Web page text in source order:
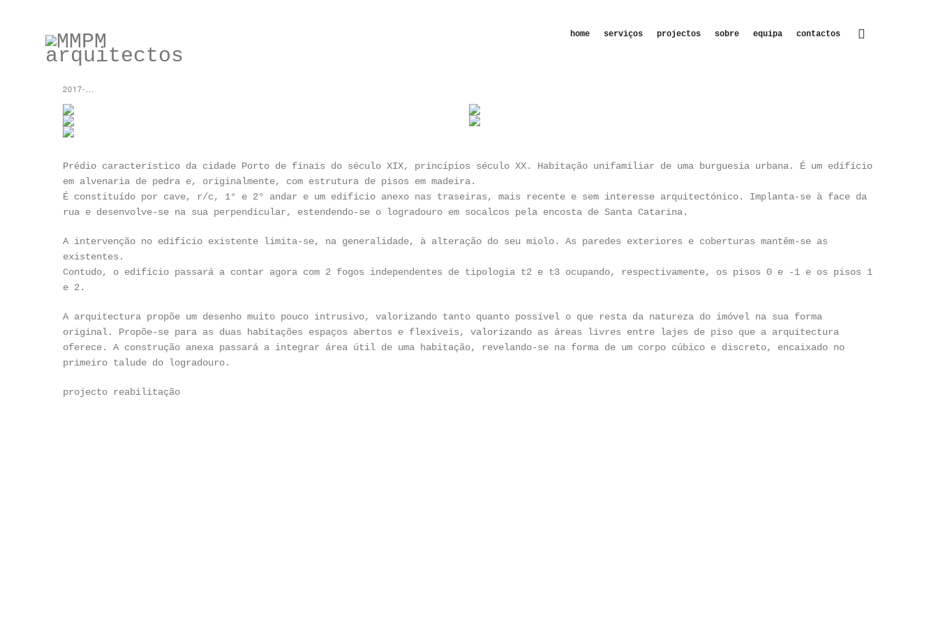
home serviços projectos sobre equipa contactos
2017-...
Prédio característico da cidade Porto de finais do século XIX, princípios século XX. Habitação unifamiliar de uma burguesia urbana. É um edifício
em alvenaria de pedra e, originalmente, com estrutura de pisos em madeira.
É constituído por cave, r/c, 1° e 2° andar e um edifício anexo nas traseiras, mais recente e sem interesse arquitectónico. Implanta-se à face da
rua e desenvolve-se na sua perpendicular, estendendo-se o logradouro em socalcos pela encosta de Santa Catarina.
A intervenção no edifício existente limita-se, na generalidade, à alteração do seu miolo. As paredes exteriores e coberturas mantêm-se as
existentes.
Contudo, o edifício passará a contar agora com 2 fogos independentes
de tipologia t2 e t3 ocupando, respectivamente, os pisos 0 e -1 e os pisos 1
e 2.
A arquitectura propõe um desenho muito pouco intrusivo, valorizando tanto quanto possível o que resta da natureza do imóvel na sua forma
original. Propõe-se para as duas habitações espaços abertos e flexíveis, valorizando as áreas livres entre lajes de piso que a arquitectura
oferece. A construção anexa passará a integrar área útil de uma habitação, revelando-se na forma de um corpo cúbico e discreto, encaixado no
primeiro talude do logradouro.
projecto reabilitação